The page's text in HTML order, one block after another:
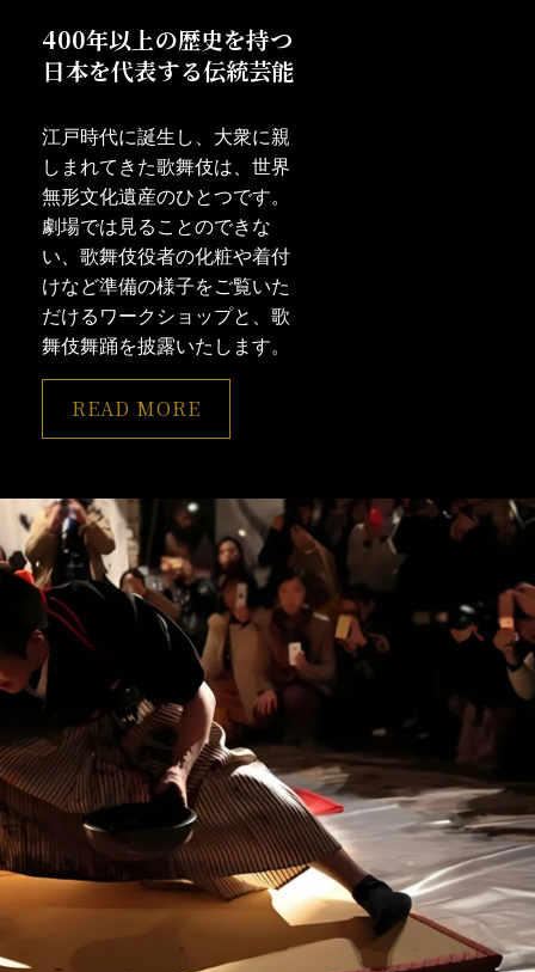
400年以上の歴史を持つ
日本を代表する伝統芸能
江戸時代に誕生し、大衆に親
しまれてきた歌舞伎は、世界
無形文化遺産のひとつです。
劇場では見ることのできな
い、歌舞伎役者の化粧や着付
けなど準備の様子をご覧いた
だけるワークショップと、歌
舞伎舞踊を披露いたします。
READ MORE